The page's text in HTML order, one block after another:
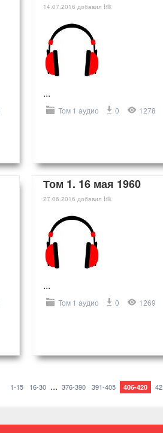
14.07.2016 добавил Irik
...
Том 1 аудио 0 1278
Том 1. 16 мая 1960
27.06.2016 добавил Irik
...
Том 1 аудио 0 1269
1-15 16-30 ... 376-390 391-405 406-420